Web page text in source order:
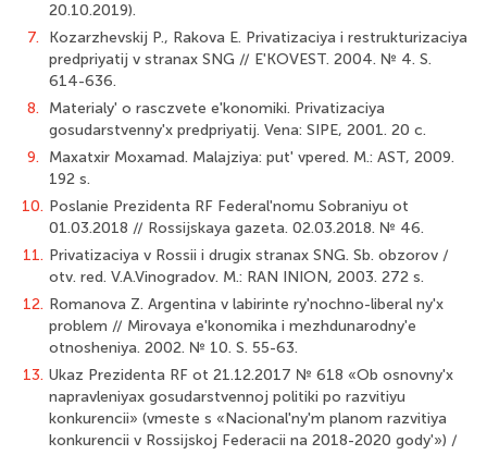
20.10.2019).
7.
Kozarzhevskij P., Rakova E. Privatizaciya i restrukturizaciya
predpriyatij v stranax SNG // E'KOVEST. 2004. № 4. S.
614-636.
8.
Materialy' o rasczvete e'konomiki. Privatizaciya
gosudarstvenny'x predpriyatij. Vena: SIPE, 2001. 20 c.
9.
Maxatxir Moxamad. Malajziya: put' vpered. M.: AST, 2009.
192 s.
10. Poslanie Prezidenta RF Federal'nomu Sobraniyu ot
01.03.2018 // Rossijskaya gazeta. 02.03.2018. № 46.
11. Privatizaciya v Rossii i drugix stranax SNG. Sb. obzorov /
otv. red. V.A.Vinogradov. M.: RAN INION, 2003. 272 s.
12. Romanova Z. Argentina v labirinte ry'nochno-liberal ny'x
problem // Mirovaya e'konomika i mezhdunarodny'e
otnosheniya. 2002. № 10. S. 55-63.
13. Ukaz Prezidenta RF ot 21.12.2017 № 618 «Ob osnovny'x
napravleniyax gosudarstvennoj politiki po razvitiyu
konkurencii» (vmeste s «Nacional'ny'm planom razvitiya
konkurencii v Rossijskoj Federacii na 2018-2020 gody'») /